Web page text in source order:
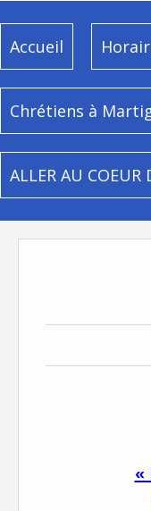
Accueil
Chrétiens à
ALLER AU COEUR
«